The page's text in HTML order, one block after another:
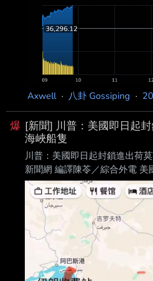
Axwell· 八卦 Gossiping ·
爆 [新聞] 川普：美國即日起
海峽船隻
川普：美國即日起封鎖進出荷
新聞網 編譯陳苓／綜合外電 美
核武問題，未能達成協議。川
示：「（從現在起）立 即生效
國海軍，將開始封鎖所有試圖
船隻。」
https://udn.com/news/story/
from=udn-ch1_breaknews-1-
思? 川普封鎖海峽? --